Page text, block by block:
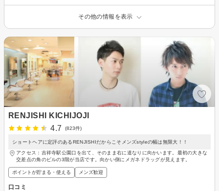
その他の情報を表示
RENJISHI KICHIJOJI
4.7
(823件)
ショートヘアに定評のあるRENJISHIだからこそメンズstyleの幅は無限大！！
アクセス：吉祥寺駅公園口を出て、そのまま右に道なりに向かいます。最初の大きな
交差点の角のビルの3階が当店です。向かい側にメガネドラッグが見えます。
ポイントが貯まる・使える メンズ歓迎
口コミ